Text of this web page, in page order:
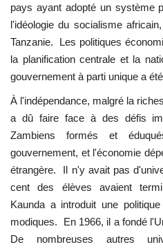
pays ayant adopté un système
l'idéologie du socialisme
Tanzanie. Les politiques
la planification centrale et la
gouvernement à parti unique a
À l'indépendance, malgré la
a dû faire face à des défis
Zambiens formés et
gouvernement, et l'économie
étrangère. Il n'y avait pas
cent des élèves avaient
Kaunda a introduit une
modiques. En 1966, il a fondé
De nombreuses autres